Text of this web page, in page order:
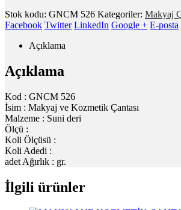
Stok kodu: GNCM 526 Kategoriler: Makyaj
Facebook Twitter LinkedIn Google + E-posta
Açıklama
Açıklama
Kod : GNCM 526
İsim : Makyaj ve Kozmetik Çantası
Malzeme : Suni deri
Ölçü :
Koli Ölçüsü :
Koli Adedi :
adet Ağırlık : gr.
İlgili ürünler